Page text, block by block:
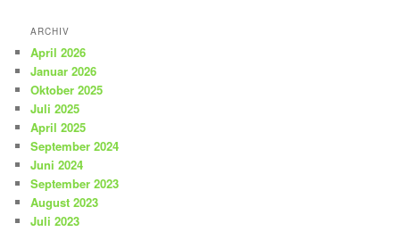
ARCHIV
April 2026
Januar 2026
Oktober 2025
Juli 2025
April 2025
September 2024
Juni 2024
September 2023
August 2023
Juli 2023